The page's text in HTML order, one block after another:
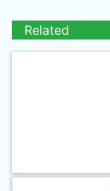
Related